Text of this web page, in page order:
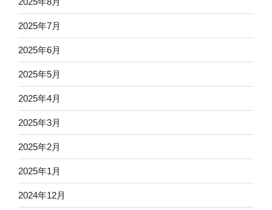
2025年7月
2025年6月
2025年5月
2025年4月
2025年3月
2025年2月
2025年1月
2024年12月